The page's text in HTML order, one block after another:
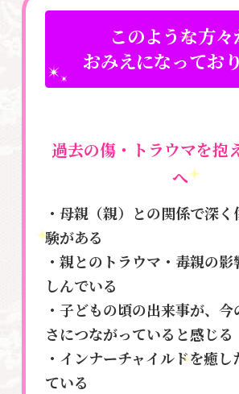
このような方々
おみえになってお
過去の傷・トラウマを抱
へ
・母親（親）との関係で深
験がある
・親とのトラウマ・毒親の
しんでいる
・子どもの頃の出来事が、今
さにつながっていると感じる
・インナーチャイルドを癒し
ている